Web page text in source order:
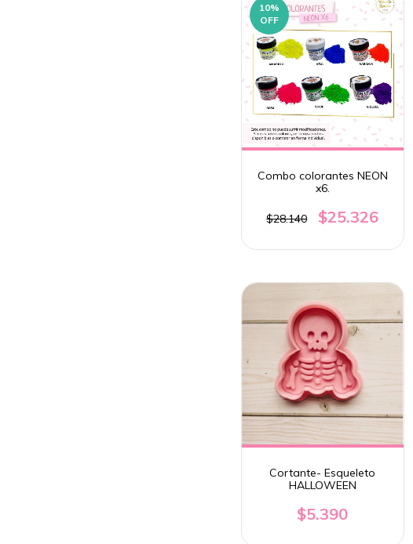
10%
OFF
Combo colorantes NEON
x6.
$28.140 $25.326
Cortante- Esqueleto
HALLOWEEN
$5.390